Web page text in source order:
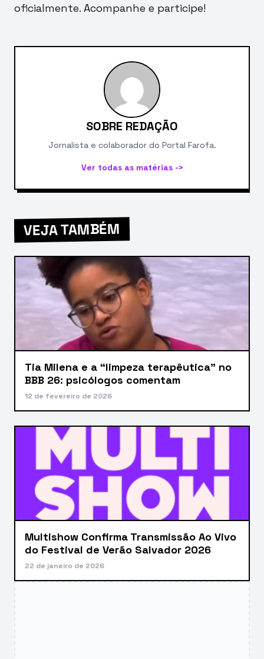
oficialmente. Acompanhe e participe!
SOBRE REDAÇÃO
Jornalista e colaborador do Portal Farofa.
Ver todas as matérias ->
VEJA TAMBÉM
Tia Milena e a “limpeza terapêutica” no
BBB 26: psicólogos comentam
12 de fevereiro de 2026
Multishow Confirma Transmissão Ao Vivo
do Festival de Verão Salvador 2026
22 de janeiro de 2026